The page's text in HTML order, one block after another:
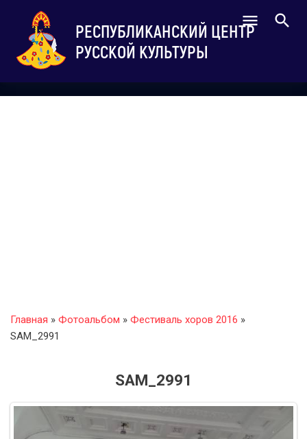
РЕСПУБЛИКАНСКИЙ ЦЕНТР
РУССКОЙ КУЛЬТУРЫ
Главная » Фотоальбом » Фестиваль хоров 2016 »
SAM_2991
SAM_2991